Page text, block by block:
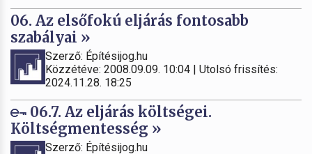
06. Az elsőfokú eljárás fontosabb
szabályai »
Szerző: Építésijog.hu
Közzétéve: 2008.09.09. 10:04 | Utolsó frissítés:
2024.11.28. 18:25
06.7. Az eljárás költségei.
Költségmentesség »
Szerző: Építésijog.hu